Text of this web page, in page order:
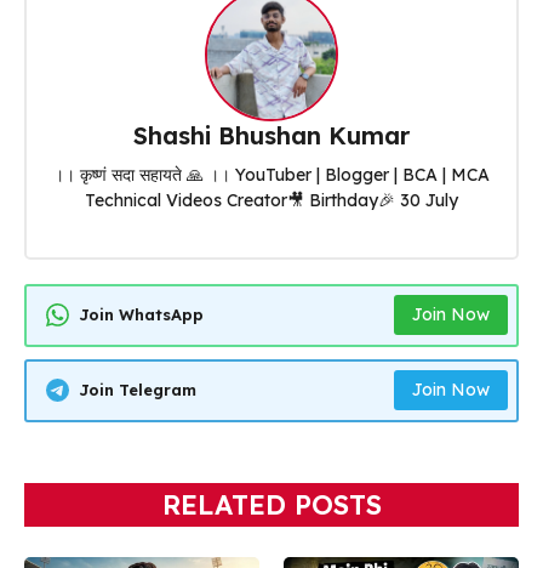
Shashi Bhushan Kumar
।। कृष्णं सदा सहायते 🙏 ।। YouTuber | Blogger | BCA | MCA
Technical Videos Creator🎥 Birthday🎉 30 July
Join WhatsApp Join Now
Join Telegram Join Now
RELATED POSTS